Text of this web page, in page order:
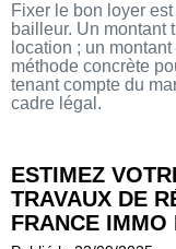
Fixer le bon loyer
bailleur. Un montant
location ; un
méthode concrète
tenant compte du
cadre légal.
ESTIMEZ
TRAVAUX DE
FRANCE IMMO